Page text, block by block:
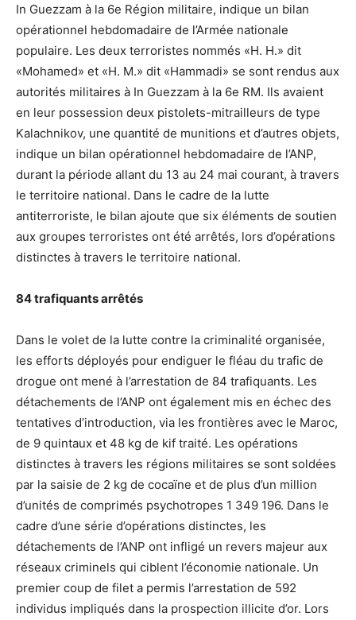
In Guezzam à la 6e Région militaire, indique un bilan
opérationnel hebdomadaire de l’Armée nationale
populaire. Les deux terroristes nommés «H. H.» dit
«Mohamed» et «H. M.» dit «Hammadi» se sont rendus aux
autorités militaires à In Guezzam à la 6e RM. Ils avaient
en leur possession deux pistolets-mitrailleurs de type
Kalachnikov, une quantité de munitions et d’autres objets,
indique un bilan opérationnel hebdomadaire de l’ANP,
durant la période allant du 13 au 24 mai courant, à travers
le territoire national. Dans le cadre de la lutte
antiterroriste, le bilan ajoute que six éléments de soutien
aux groupes terroristes ont été arrêtés, lors d’opérations
distinctes à travers le territoire national.
84 trafiquants arrêtés
Dans le volet de la lutte contre la criminalité organisée,
les efforts déployés pour endiguer le fléau du trafic de
drogue ont mené à l’arrestation de 84 trafiquants. Les
détachements de l’ANP ont également mis en échec des
tentatives d’introduction, via les frontières avec le Maroc,
de 9 quintaux et 48 kg de kif traité. Les opérations
distinctes à travers les régions militaires se sont soldées
par la saisie de 2 kg de cocaïne et de plus d’un million
d’unités de comprimés psychotropes 1 349 196. Dans le
cadre d’une série d’opérations distinctes, les
détachements de l’ANP ont infligé un revers majeur aux
réseaux criminels qui ciblent l’économie nationale. Un
premier coup de filet a permis l’arrestation de 592
individus impliqués dans la prospection illicite d’or. Lors